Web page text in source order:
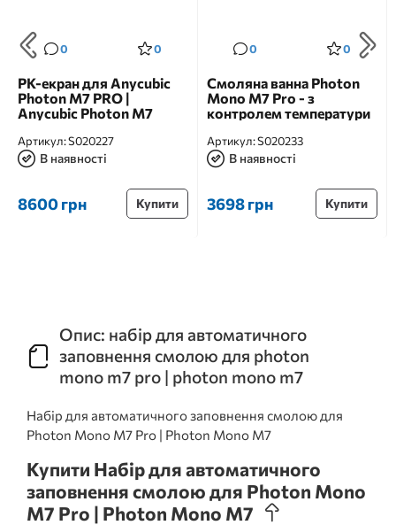
0 0
РК-екран для Anycubic
Photon M7 PRO |
Anycubic Photon M7
Артикул:S020227
В наявності
8600 грн Купити
0 0
Смоляна ванна Photon
Mono M7 Pro - з
контролем температури
Артикул:S020233
В наявності
3698 грн Купити
Опис: набір для автоматичного
заповнення смолою для photon
mono m7 pro | photon mono m7
Набір для автоматичного заповнення смолою для
Photon Mono M7 Pro | Photon Mono M7
Купити Набір для автоматичного
заповнення смолою для Photon Mono
M7 Pro | Photon Mono M7